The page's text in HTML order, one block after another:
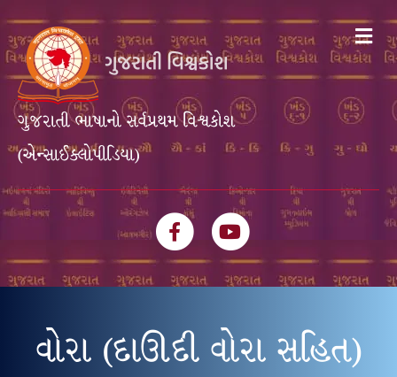
ગુજરાતી ભાષાનો સર્વપ્રથમ વિશ્વકોશ
(એન્સાઈક્લોપીડિયા)
FacebookYoutube
વોરા (દાઊદી વોરા સહિત)